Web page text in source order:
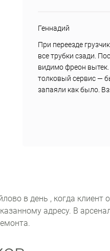
Геннадий
При переезде
все трубки сзади.
видимо фреон
толковый сервис —
запаяли как было.
в день , когда клиент
адресу. В